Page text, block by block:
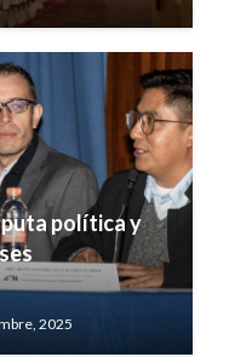
política y
2025